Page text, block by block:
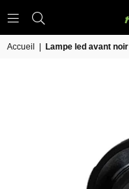
Accueil Lampe led avant noir